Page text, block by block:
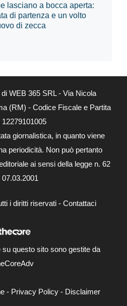
lasciano a bocca aperta:
di partenza e un volto
di zecca
WEB 365 SRL - Via Nicola
(RM) - Codice Fiscale e Partita
12279101005
giornalistica, in quanto viene
periodicità. Non può pertanto
ai sensi della legge n. 62
07.03.2001
i diritti riservati - Contattaci
su questo sito sono gestite da
- Privacy Policy- Disclaimer